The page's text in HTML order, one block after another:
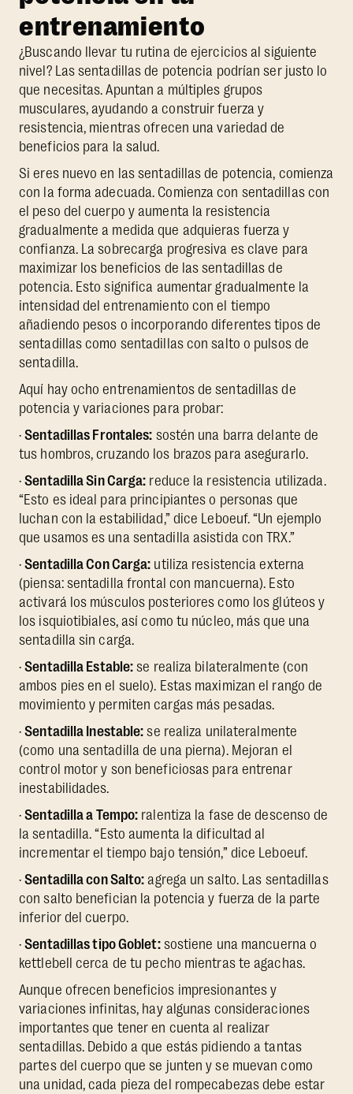
entrenamiento
¿Buscando llevar tu rutina de ejercicios al siguiente
nivel? Las sentadillas de potencia podrían ser justo lo
que necesitas. Apuntan a múltiples grupos
musculares, ayudando a construir fuerza y
resistencia, mientras ofrecen una variedad de
beneficios para la salud.
Si eres nuevo en las sentadillas de potencia, comienza
con la forma adecuada. Comienza con sentadillas con
el peso del cuerpo y aumenta la resistencia
gradualmente a medida que adquieras fuerza y
confianza. La sobrecarga progresiva es clave para
maximizar los beneficios de las sentadillas de
potencia. Esto significa aumentar gradualmente la
intensidad del entrenamiento con el tiempo
añadiendo pesos o incorporando diferentes tipos de
sentadillas como sentadillas con salto o pulsos de
sentadilla.
Aquí hay ocho entrenamientos de sentadillas de
potencia y variaciones para probar:
·Sentadillas Frontales: sostén una barra delante de
tus hombros, cruzando los brazos para asegurarlo.
·Sentadilla Sin Carga: reduce la resistencia utilizada.
“Esto es ideal para principiantes o personas que
luchan con la estabilidad,” dice Leboeuf. “Un ejemplo
que usamos es una sentadilla asistida con TRX.”
·Sentadilla Con Carga: utiliza resistencia externa
(piensa: sentadilla frontal con mancuerna). Esto
activará los músculos posteriores como los glúteos y
los isquiotibiales, así como tu núcleo, más que una
sentadilla sin carga.
·Sentadilla Estable: se realiza bilateralmente (con
ambos pies en el suelo). Estas maximizan el rango de
movimiento y permiten cargas más pesadas.
·Sentadilla Inestable: se realiza unilateralmente
(como una sentadilla de una pierna). Mejoran el
control motor y son beneficiosas para entrenar
inestabilidades.
·Sentadilla a Tempo: ralentiza la fase de descenso de
la sentadilla. “Esto aumenta la dificultad al
incrementar el tiempo bajo tensión,” dice Leboeuf.
·Sentadilla con Salto: agrega un salto. Las sentadillas
con salto benefician la potencia y fuerza de la parte
inferior del cuerpo.
·Sentadillas tipo Goblet:sostiene una mancuerna o
kettlebell cerca de tu pecho mientras te agachas.
Aunque ofrecen beneficios impresionantes y
variaciones infinitas, hay algunas consideraciones
importantes que tener en cuenta al realizar
sentadillas. Debido a que estás pidiendo a tantas
partes del cuerpo que se junten y se muevan como
una unidad, cada pieza del rompecabezas debe estar